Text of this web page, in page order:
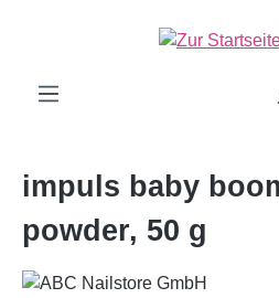
impuls baby
powder, 50 g